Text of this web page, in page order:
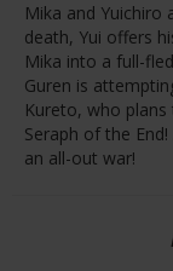
Mika and Yuichiro
death, Yui offers
Mika into a full-
Guren is
Kureto, who
Seraph of the
an all-out war!